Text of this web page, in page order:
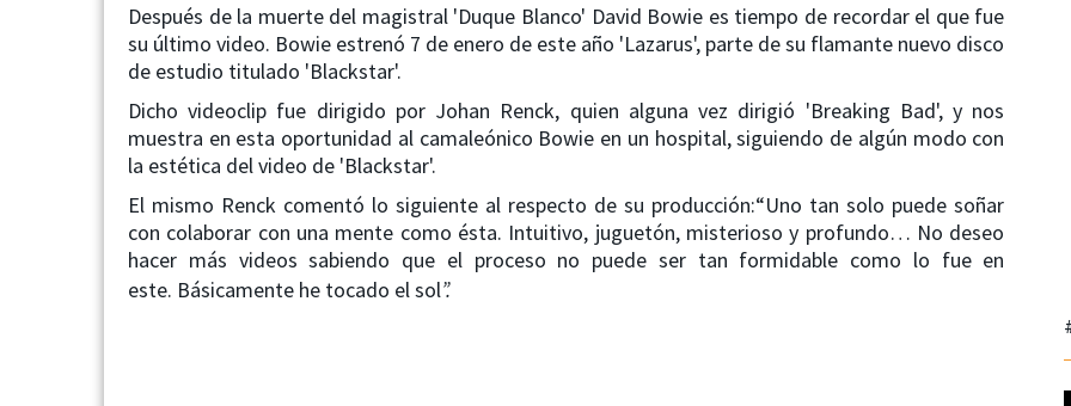
Después de la muerte del magistral 'Duque Blanco' David Bowie es tiempo de recordar el que fue
su último video. Bowie estrenó 7 de enero de este año 'Lazarus', parte de su flamante nuevo disco
de estudio titulado 'Blackstar'.
Dicho videoclip fue dirigido por Johan Renck, quien alguna vez dirigió 'Breaking Bad', y nos
muestra en esta oportunidad al camaleónico Bowie en un hospital, siguiendo de algún modo con
la estética del video de 'Blackstar'.
El mismo Renck comentó lo siguiente al respecto de su producción:“Uno tan solo puede soñar
con colaborar con una mente como ésta. Intuitivo, juguetón, misterioso y profundo… No deseo
hacer más videos sabiendo que el proceso no puede ser tan formidable como lo fue en
este. Básicamente he tocado el sol”.